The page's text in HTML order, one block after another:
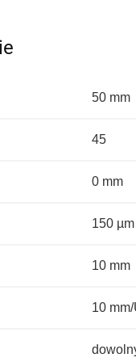
50 mm
45
0 mm
150 µm
10 mm
10